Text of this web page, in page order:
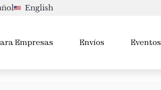
English
Empresas Envíos Eventos